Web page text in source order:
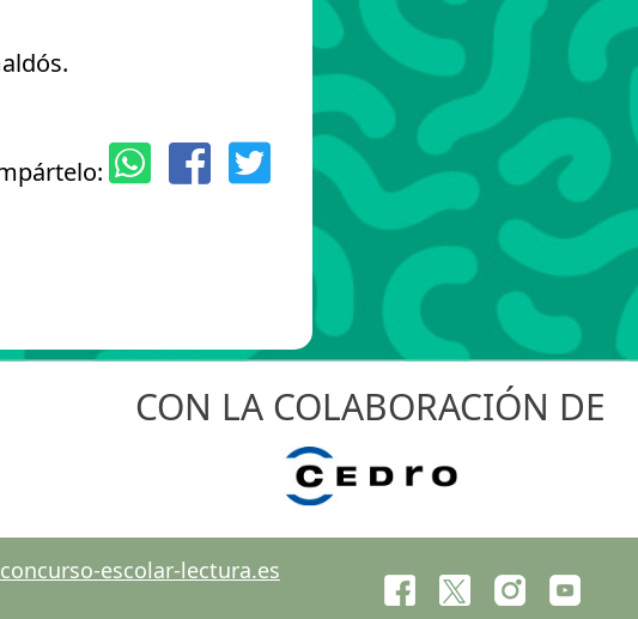
CON LA COLABORACIÓN DE
escolar-lectura.es